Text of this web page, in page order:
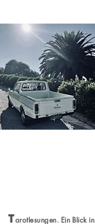
Tarotlesungen. Ein Blick in